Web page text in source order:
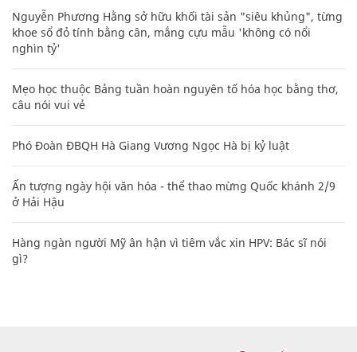
Nguyễn Phương Hằng sở hữu khối tài sản "siêu khủng", từng
khoe sổ đỏ tính bằng cân, mắng cựu mẫu 'không có nổi
nghìn tỷ'
Mẹo học thuộc Bảng tuần hoàn nguyên tố hóa học bằng thơ,
câu nói vui vẻ
Phó Đoàn ĐBQH Hà Giang Vương Ngọc Hà bị kỷ luật
Ấn tượng ngày hội văn hóa - thể thao mừng Quốc khánh 2/9
ở Hải Hậu
Hàng ngàn người Mỹ ân hận vì tiêm vắc xin HPV: Bác sĩ nói
gì?